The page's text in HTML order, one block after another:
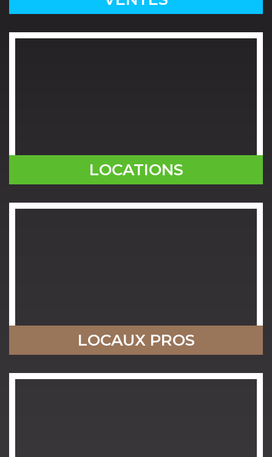
LOCATIONS
LOCAUX PROS